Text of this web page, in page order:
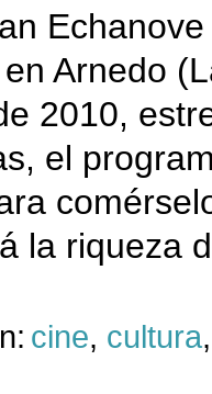
Arnedo
2010,
el
la riqueza
cine, cultura